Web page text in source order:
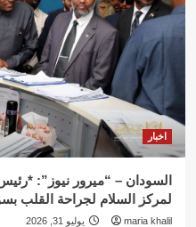
اخبار
السودان – “ميرور نيوز”:
لمركز السلام لجراحة القلب
maria khalil يوليو 31, 2026